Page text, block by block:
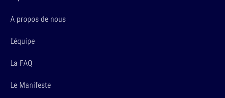
A propos de nous
L'équipe
La FAQ
Le Manifeste